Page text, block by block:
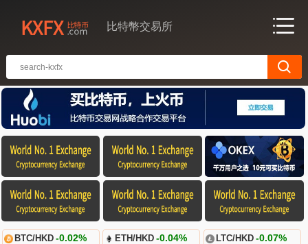
比特幣交易所
BTC/HKD -0.02% ETH/HKD -0.04% LTC/HKD -0.07%